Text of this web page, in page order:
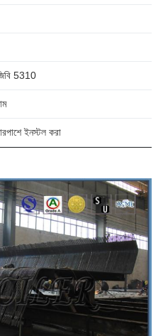
5310
ইনস্টল করা